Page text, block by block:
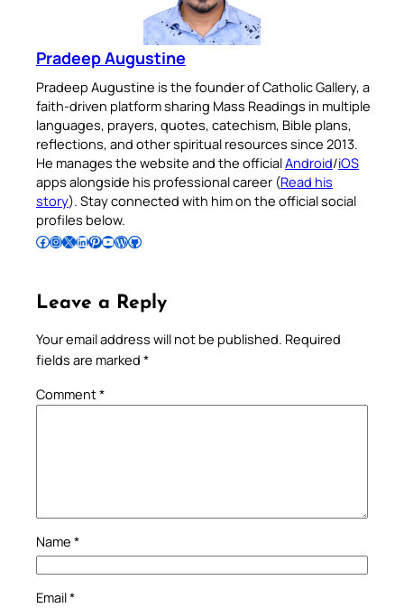
Pradeep Augustine
Pradeep Augustine is the founder of Catholic Gallery, a
faith-driven platform sharing Mass Readings in multiple
languages, prayers, quotes, catechism, Bible plans,
reflections, and other spiritual resources since 2013.
He manages the website and the officialAndroid/iOS
apps alongside his professional career (Read his
story). Stay connected with him on the official social
profiles below.
Follow Pradeep on Facebook Follow Pradeep on InstagramFollow Pradeep on X Follow Pradeep on LinkedIn Follow Pradeep on Pinterest Subscribe to Pradeep’s Youtube Channel Follow Pradeep on WordPress Follow Pradeep on GitHub
Leave a Reply
Your email address will not be published. Required
fields are marked *
Comment*
Name *
Email*